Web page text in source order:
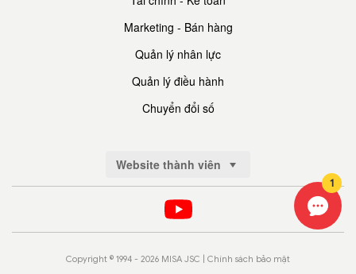
Marketing - Bán hàng
Quản lý nhân lực
Quản lý điều hành
Chuyển đổi số
Website thành viên
Copyright © 1994 - 2026 MISA JSC | Chính sách bảo mật
1